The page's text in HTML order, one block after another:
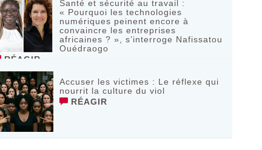
Santé et sécurité au travail :
« Pourquoi les technologies
numériques peinent encore à
convaincre les entreprises
africaines ? », s’interroge Nafissatou
Ouédraogo
RÉAGIR
Accuser les victimes : Le réflexe qui
nourrit la culture du viol
RÉAGIR